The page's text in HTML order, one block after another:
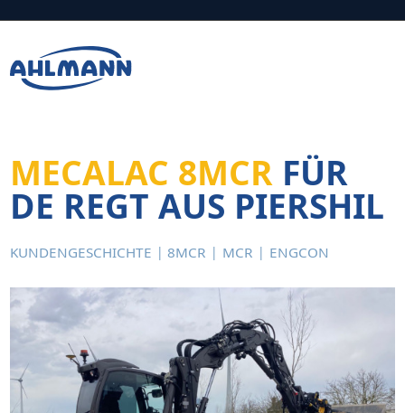
Zur Navigation springen
Zum Hauptinhalt springen
Fußzeile
MECALAC 8MCRFÜR
DE REGT AUS PIERSHIL
KUNDENGESCHICHTE 8MCR MCR ENGCON